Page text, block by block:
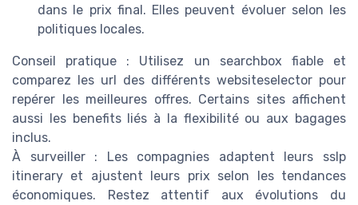
dans le prix final. Elles peuvent évoluer selon les
politiques locales.
Conseil pratique : Utilisez un searchbox fiable et
comparez les url des différents websiteselector pour
repérer les meilleures offres. Certains sites affichent
aussi les benefitsliés à la flexibilité ou aux bagages
inclus.
À surveiller: Les compagnies adaptent leurs sslp
itinerary et ajustent leurs prix selon les tendances
économiques. Restez attentif aux évolutions du